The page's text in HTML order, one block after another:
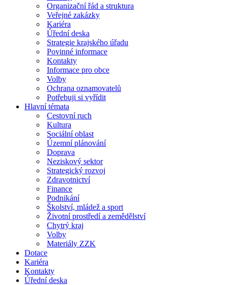
Organizační řád a struktura
Veřejné zakázky
Kariéra
Úřední deska
Strategie krajského úřadu
Povinné informace
Kontakty
Informace pro obce
Volby
Ochrana oznamovatelů
Potřebuji si vyřídit
Hlavní témata
Cestovní ruch
Kultura
Sociální oblast
Územní plánování
Doprava
Neziskový sektor
Strategický rozvoj
Zdravotnictví
Finance
Podnikání
Školství, mládež a sport
Životní prostředí a zemědělství
Chytrý kraj
Volby
Materiály ZZK
Dotace
Kariéra
Kontakty
Úřední deska